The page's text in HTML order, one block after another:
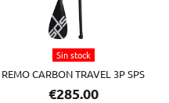
Sin stock
REMO CARBON TRAVEL 3P SPS
€285.00